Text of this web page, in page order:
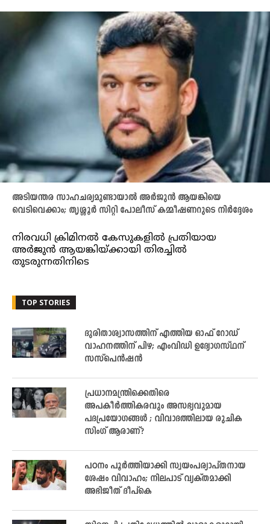
അടിയന്തര സാഹചര്യമുണ്ടായാല്‍ അര്‍ജുന്‍ ആയങ്കിയെ
വെടിവെക്കാം; തൃശ്ശൂര്‍ സിറ്റി പോലീസ് കമ്മീഷണറുടെ നിർദ്ദേശം
നിരവധി ക്രിമിനല്‍ കേസുകളില്‍ പ്രതിയായ
അര്‍ജുന്‍ ആയങ്കിയ്ക്കായി തിരച്ചില്‍
തുടരുന്നതിനിടെ
TOP STORIES
ദുരിതാശ്വാസത്തിന് എത്തിയ ഓഫ് റോഡ്
വാഹനത്തിന് പിഴ; എംവിഡി ഉദ്യോഗസ്ഥന്
സസ്പെൻഷൻ
പ്രധാനമന്ത്രിക്കെതിരെ
അപകീർത്തികരവും അസഭ്യവുമായ
പദപ്രയോഗങ്ങൾ ; വിവാദത്തിലായ രുചിക
സിംഗ് ആരാണ്?
പഠനം പൂർത്തിയാക്കി സ്വയംപര്യാപ്തനായ
ശേഷം വിവാഹം; നിലപാട് വ്യക്തമാക്കി
അഭിജീത് ദീപ്കെ